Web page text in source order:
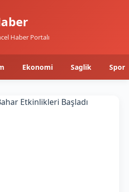
Haber Portalı
Ekonomi Saglik Spor